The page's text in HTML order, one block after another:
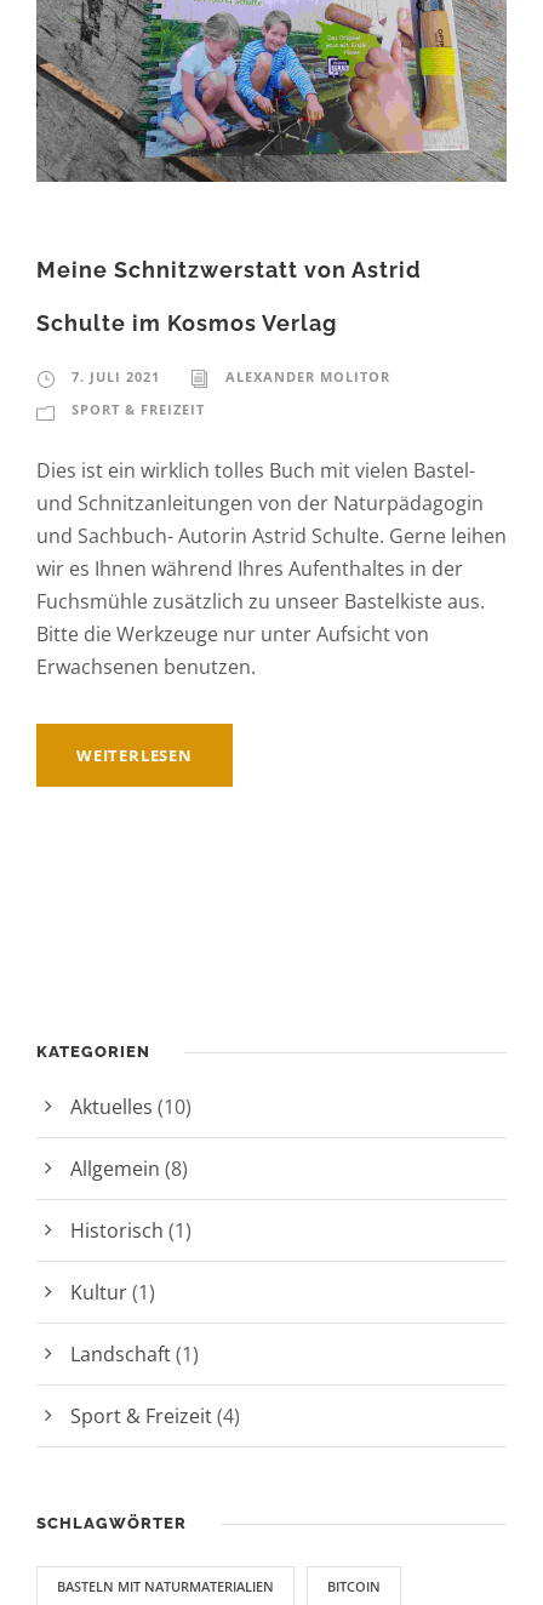
Meine Schnitzwerstatt von Astrid
Schulte im Kosmos Verlag
7. JULI 2021
ALEXANDER MOLITOR
SPORT & FREIZEIT
Dies ist ein wirklich tolles Buch mit vielen Bastel-
und Schnitzanleitungen von der Naturpädagogin
und Sachbuch- Autorin Astrid Schulte. Gerne leihen
wir es Ihnen während Ihres Aufenthaltes in der
Fuchsmühle zusätzlich zu unseer Bastelkiste aus.
Bitte die Werkzeuge nur unter Aufsicht von
Erwachsenen benutzen.
WEITERLESEN
KATEGORIEN
Aktuelles (10)
Allgemein (8)
Historisch (1)
Kultur(1)
Landschaft(1)
Sport & Freizeit(4)
SCHLAGWÖRTER
BASTELN MIT NATURMATERIALIEN BITCOIN